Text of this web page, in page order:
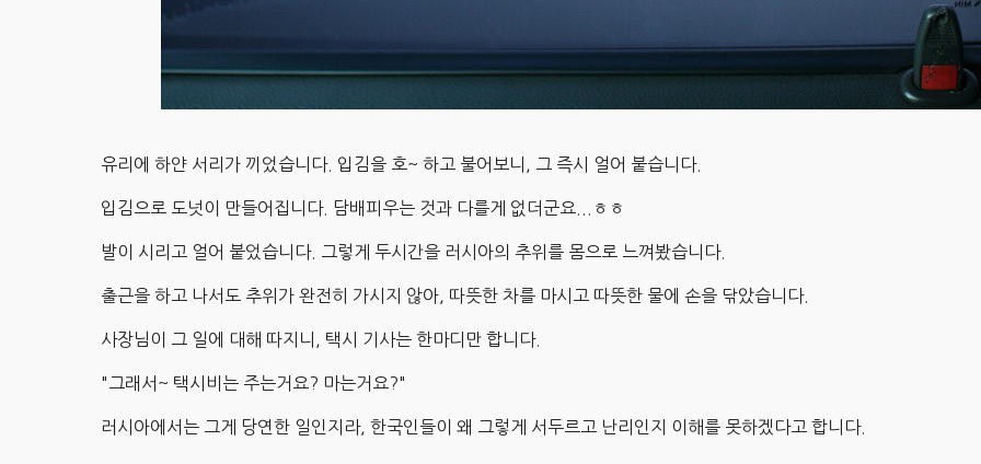
유리에 하얀 서리가 끼었습니다. 입김을 호~ 하고 불어보니, 그 즉시 얼어 붙습니다.
입김으로 도넛이 만들어집니다. 담배피우는 것과 다를게 없더군요...ㅎㅎ
발이 시리고 얼어 붙었습니다. 그렇게 두시간을 러시아의 추위를 몸으로 느껴봤습니다.
출근을 하고 나서도 추위가 완전히 가시지 않아, 따뜻한 차를 마시고 따뜻한 물에 손을 닦았습니다.
사장님이 그 일에 대해 따지니, 택시 기사는 한마디만 합니다.
"그래서~ 택시비는 주는거요? 마는거요?"
러시아에서는 그게 당연한 일인지라, 한국인들이 왜 그렇게 서두르고 난리인지 이해를 못하겠다고 합니다.